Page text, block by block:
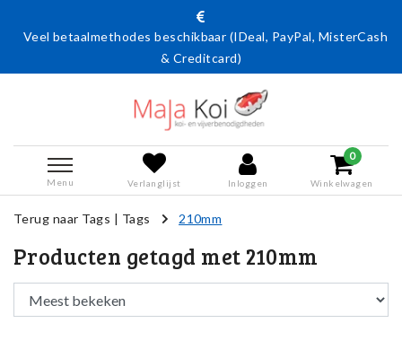
Veel betaalmethodes beschikbaar (IDeal, PayPal, MisterCash
& Creditcard)
Menu Verlanglijst Inloggen
0
Winkelwagen
Terug naar Tags | Tags 210mm
Producten getagd met 210mm